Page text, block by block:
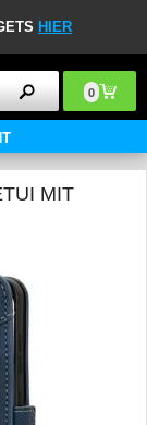
HIER
0
MIT